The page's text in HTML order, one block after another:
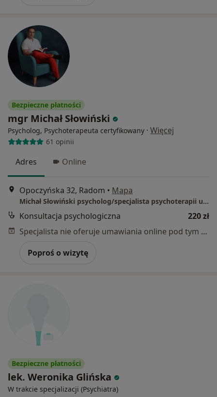
Bezpieczne płatności
mgr Michał Słowiński
Psycholog, Psychoterapeuta certyfikowany · Więcej
61 opinii
Adres Online
Opoczyńska 32, Radom • Mapa
Michał Słowiński psycholog/specjalista psychoterapii uzależnień
Konsultacja psychologiczna
220 zł
Specjalista nie oferuje umawiania online pod tym adresem.
Poproś o wizytę
Bezpieczne płatności
lek. Weronika Glińska
W trakcie specjalizacji (Psychiatra)